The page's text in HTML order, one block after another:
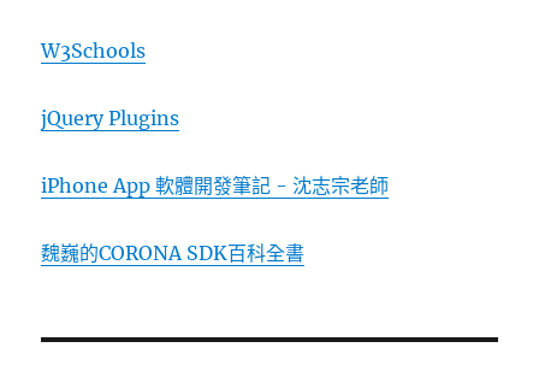
W3Schools
jQuery Plugins
iPhone App 軟體開發筆記 - 沈志宗老師
魏巍的CORONA SDK百科全書